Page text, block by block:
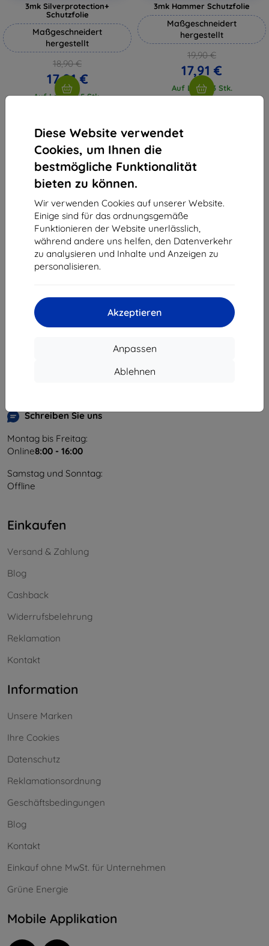
Diese Website verwendet
Cookies, um Ihnen die
bestmögliche Funktionalität
bieten zu können.
Wir verwenden Cookies auf unserer Website.
Einige sind für das ordnungsgemäße
Funktionieren der Website unerlässlich,
während andere uns helfen, den Datenverkehr
zu analysieren und Inhalte und Anzeigen zu
personalisieren.
Akzeptieren
Anpassen
Ablehnen
3mk Silverprotection+
Schutzfolie
Maßgeschneidert
hergestellt
18,90 €
17,01 €
Auf Lager > 5 Stk.
3mk Hammer Schutzfolie
Maßgeschneidert
hergestellt
19,90 €
17,91 €
Auf Lager 3 Stk.
vom ganzen
Shield-Sk s.r.o.
Unternehmens-ID:
46701494
USt-IdNr.:SK2023549671
Schreiben Sie uns
Montag bis Freitag:
Online8:00 - 16:00
Samstag und Sonntag:
Offline
Einkaufen
Versand & Zahlung
Blog
Cashback
Widerrufsbelehrung
Reklamation
Kontakt
Information
Unsere Marken
Ihre Cookies
Datenschutz
Reklamationsordnung
Geschäftsbedingungen
Blog
Kontakt
Einkauf ohne MwSt. für Unternehmen
Grüne Energie
Mobile Applikation